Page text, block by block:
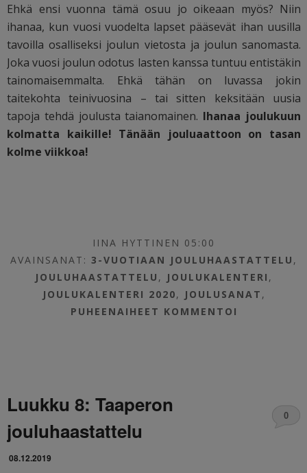
Ehkä ensi vuonna tämä osuu jo oikeaan myös? Niin
ihanaa, kun vuosi vuodelta lapset pääsevät ihan uusilla
tavoilla osalliseksi joulun vietosta ja joulun sanomasta.
Joka vuosi joulun odotus lasten kanssa tuntuu entistäkin
tainomaisemmalta. Ehkä tähän on luvassa jokin
taitekohta teinivuosina – tai sitten keksitään uusia
tapoja tehdä joulusta taianomainen. Ihanaa joulukuun
kolmatta kaikille! Tänään jouluaattoon on tasan
kolme viikkoa!
IINA HYTTINEN 05:00
AVAINSANAT:3-VUOTIAAN JOULUHAASTATTELU ,
JOULUHAASTATTELU , JOULUKALENTERI ,
JOULUKALENTERI 2020, JOULUSANAT ,
PUHEENAIHEET KOMMENTOI
Luukku 8: Taaperon
jouluhaastattelu
08.12.2019
0